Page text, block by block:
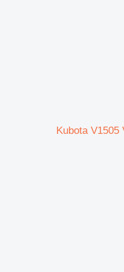
Kubota V1505